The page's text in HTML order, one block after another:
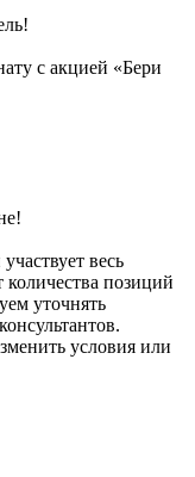
с акцией «Бери
весь
количества позиций
уточнять
условия или